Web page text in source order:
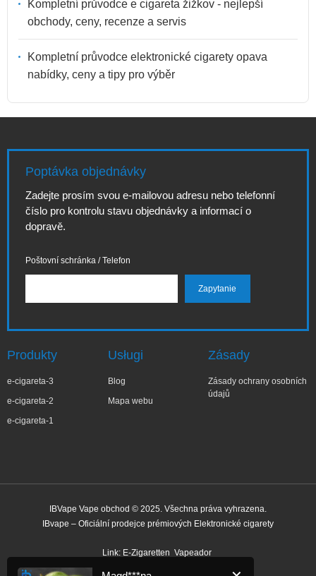
Kompletní průvodce e cigareta žižkov - nejlepší
obchody, ceny, recenze a servis
Kompletní průvodce elektronické cigarety opava
nabídky, ceny a tipy pro výběr
Poptávka objednávky
Zadejte prosím svou e-mailovou adresu nebo telefonní
číslo pro kontrolu stavu objednávky a informací o
dopravě.
Poštovní schránka / Telefon
Produkty
e-cigareta-3
e-cigareta-2
e-cigareta-1
Usługi
Blog
Mapa webu
Zásady
Zásady ochrany osobních
údajů
IBVape Vape obchod © 2025. Všechna práva vyhrazena.
IBvape – Oficiální prodejce prémiových Elektronické cigarety
Link: E-Zigaretten Vapeador
✕
Magd***na